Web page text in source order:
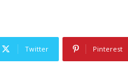
Twitter Pinterest